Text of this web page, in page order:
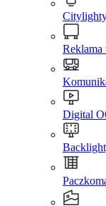
Digital